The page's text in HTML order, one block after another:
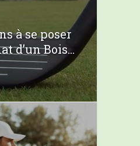
à se poser
d’un Bois...